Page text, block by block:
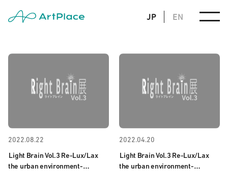
JP EN
2022.08.22
Light Brain Vol.3 Re-Lux/Lax
the urban environment-
2022.04.20
Light Brain Vol.3 Re-Lux/Lax
the urban environment-